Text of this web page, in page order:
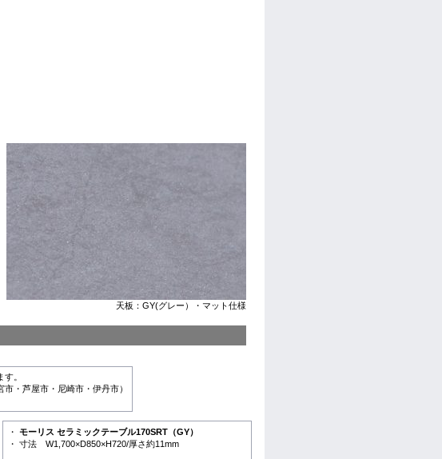
天板：GY(グレー）・マット仕様
。
・芦屋市・尼崎市・伊丹市）
・ モーリス セラミックテーブル170SRT（GY）
・ 寸法 W1,700×D850×H720/厚さ約11mm